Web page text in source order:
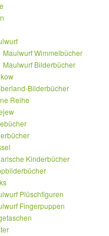
Maulwurf Wimmelbücher
Maulwurf Bilderbücher
Bilderbücher
Reihe
Kinderbücher
Plüschfiguren
Fingerpuppen